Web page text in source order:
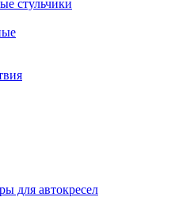
стульчики
для автокресел